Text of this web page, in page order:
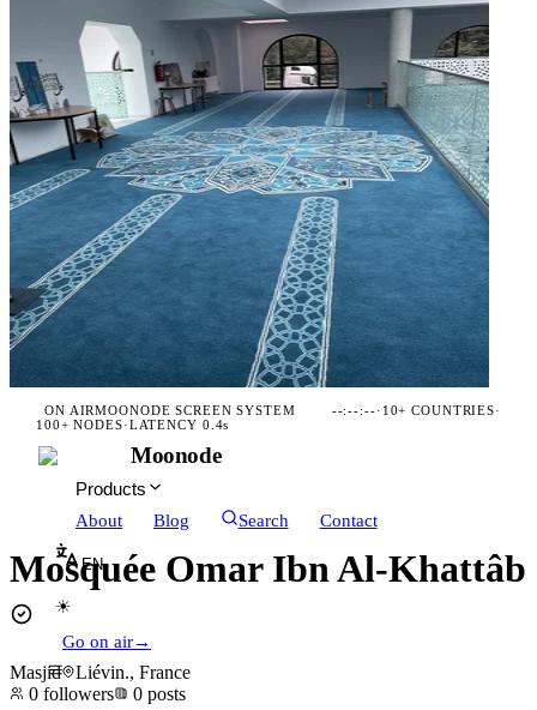
ON AIRMOONODE SCREEN SYSTEM --:--:--· 10+ COUNTRIES·
100+ NODES·LATENCY 0.4s
Moonode
Products
About
Blog Search Contact
EN
☀
Go on air→
Mosquée Omar Ibn Al-Khattâb
Masjid
Liévin., France
0 followers 0 posts